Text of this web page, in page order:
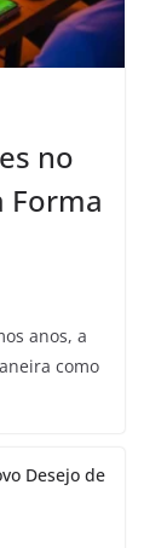
no
Forma
anos, a
como
Desejo de